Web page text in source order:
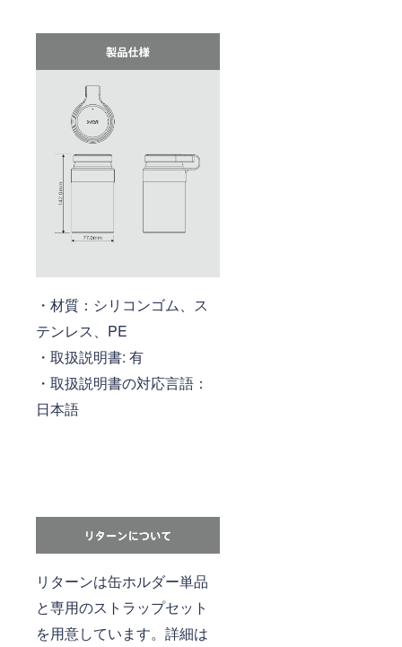
・材質：シリコンゴム、ス
テンレス、PE
・取扱説明書: 有
・取扱説明書の対応言語：
日本語
リターンは缶ホルダー単品
と専用のストラップセット
を用意しています。詳細は